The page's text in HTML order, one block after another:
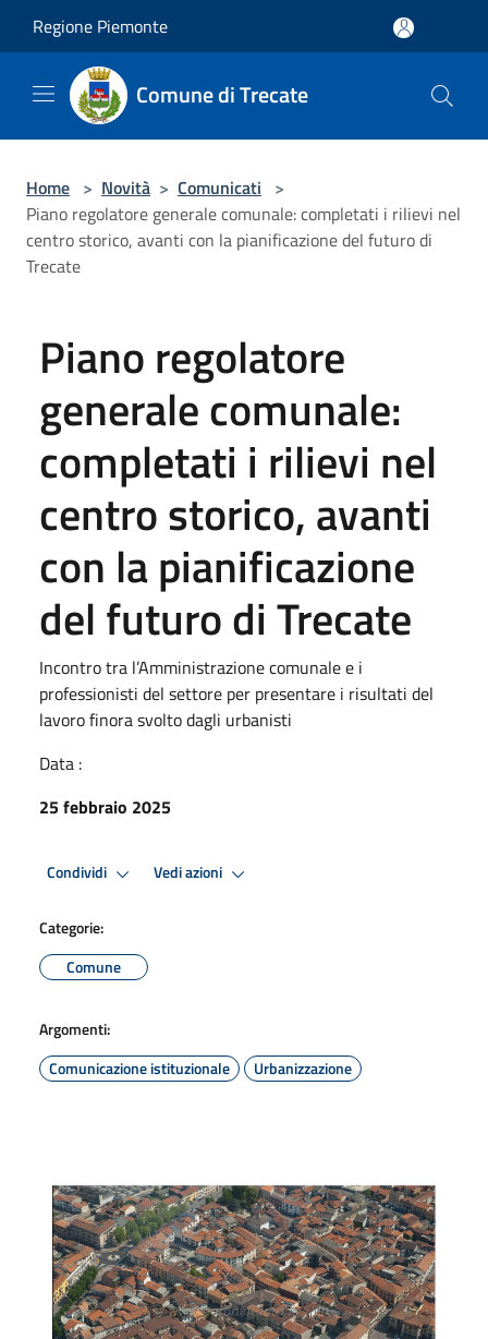
Regione Piemonte
Comune di Trecate
Home > Novità > Comunicati >
Piano regolatore generale comunale: completati i rilievi nel
centro storico, avanti con la pianificazione del futuro di
Trecate
Piano regolatore
generale comunale:
completati i rilievi nel
centro storico, avanti
con la pianificazione
del futuro di Trecate
Incontro tra l’Amministrazione comunale e i
professionisti del settore per presentare i risultati del
lavoro finora svolto dagli urbanisti
Data :
25 febbraio 2025
Condividi Vedi azioni
Categorie:
Comune
Argomenti:
Comunicazione istituzionale
Urbanizzazione